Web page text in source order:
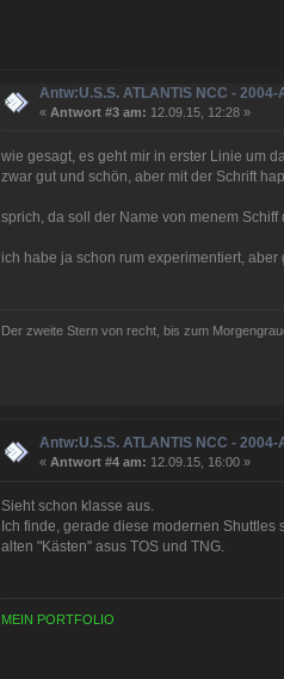
Antw:U.S.S. ATLANTIS NCC - 2004-
« Antwort #3 am: 12.09.15, 12:28 »
wie gesagt, es geht mir in erster Linie um
zwar gut und schön, aber mit der Schrift
sprich, da soll der Name von menem Schiff
ich habe ja schon rum experimentiert,
Der zweite Stern von recht, bis zum
Antw:U.S.S. ATLANTIS NCC - 2004-
« Antwort #4 am: 12.09.15, 16:00 »
Sieht schon klasse aus.
Ich finde, gerade diese modernen
alten "Kästen" asus TOS und TNG.
MEIN PORTFOLIO